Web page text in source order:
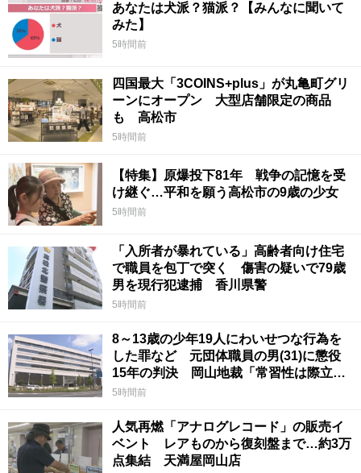
あなたは犬派？猫派？【みんなに聞いて
みた】
5時間前
四国最大「3COINS+plus」が丸亀町グリ
ーンにオープン 大型店舗限定の商品
も 高松市
5時間前
【特集】原爆投下81年 戦争の記憶を受
け継ぐ…平和を願う高松市の9歳の少女
5時間前
「入所者が暴れている」高齢者向け住宅
で職員を包丁で突く 傷害の疑いで79歳
男を現行犯逮捕 香川県警
5時間前
8～13歳の少年19人にわいせつな行為を
した罪など 元団体職員の男(31)に懲役
15年の判決 岡山地裁「常習性は際立っ
ていて被害結果も非常に重い」
5時間前
人気再燃「アナログレコード」の販売イ
ベント レアものから復刻盤まで…約3万
点集結 天満屋岡山店